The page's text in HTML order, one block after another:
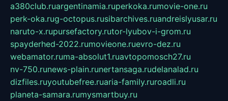
a380club.ruargentinamia.ruperkoka.rumovie-one.ru
perk-oka.rug-octopus.rusibarchives.ruandreislyusar.ru
naruto-x.rupursefactory.rutor-lyubov-i-grom.ru
spayderhed-2022.rumovieone.ruevro-dez.ru
webamator.ruma-absolut1.ruavtopomosch27.ru
nv-750.runews-plain.runertansaga.rudelanalad.ru
dizfiles.ruyoutubefree.ruaria-family.ruroadli.ru
planeta-samara.rumysmartbuy.ru